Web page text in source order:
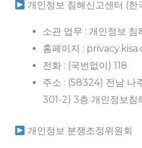
개인정보 침해신고센터 (한
소관 업무 : 개인정보 침
홈페이지 :
전화 : (국번없이) 118
주소 : (58324) 전남 나
301-2) 3층 개인정보침
개인정보 분쟁조정위원회